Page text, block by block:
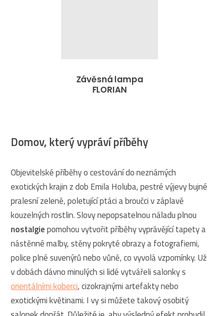
Závěsná lampa
FLORIAN
Domov, který vypráví příběhy
Objevitelské příběhy o cestování do neznámých
exotických krajin z dob Emila Holuba, pestré výjevy bujné
pralesní zeleně, poletující ptáci a broučci v záplavě
kouzelných rostlin. Slovy nepopsatelnou náladu plnou
nostalgiepomohou vytvořit příběhy vyprávějící tapety a
nástěnné malby, stěny pokryté obrazy a fotografiemi,
police plné suvenýrů nebo vůně, co vyvolá vzpomínky. Už
v dobách dávno minulých si lidé vytvářeli salonky s
orientálními koberci, cizokrajnými artefakty nebo
exotickými květinami. I vy si můžete takový osobitý